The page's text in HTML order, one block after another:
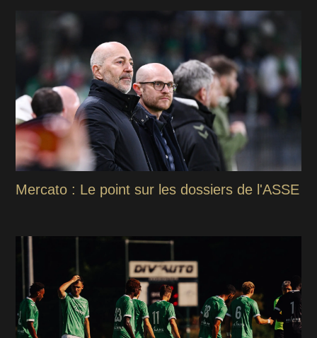
Mercato : Le point sur les dossiers de l'ASSE